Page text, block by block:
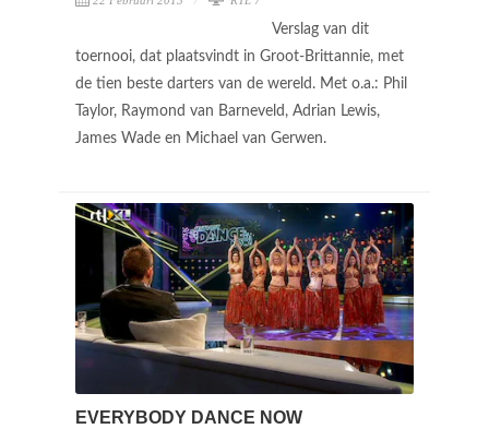
Verslag van dit
toernooi, dat plaatsvindt in Groot-Brittannie, met
de tien beste darters van de wereld. Met o.a.: Phil
Taylor, Raymond van Barneveld, Adrian Lewis,
James Wade en Michael van Gerwen.
EVERYBODY DANCE NOW